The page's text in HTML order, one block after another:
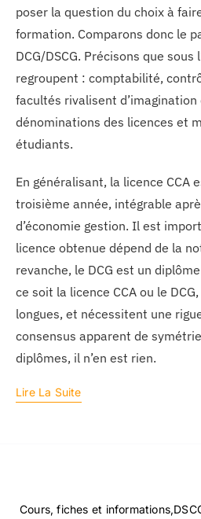
poser la question du choix à
formation. Comparons donc le
DCG/DSCG. Précisons que sous
regroupent : comptabilité,
facultés rivalisent d’imagination
dénominations des licences et
étudiants.
En généralisant, la licence CCA
troisième année, intégrable
d’économie gestion. Il est
licence obtenue dépend de la
revanche, le DCG est un
ce soit la licence CCA ou le
longues, et nécessitent une
consensus apparent de
diplômes, il n’en est rien.
Lire La Suite
Cours, fiches et